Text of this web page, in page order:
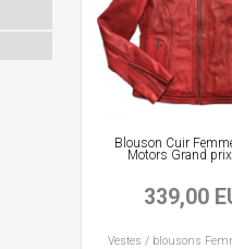
Blouson Cuir
Motors Grand
339,00
Vestes / blousons